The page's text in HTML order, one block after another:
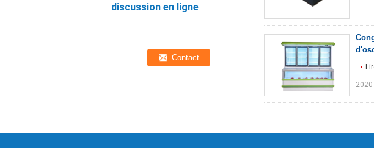
discussion en ligne